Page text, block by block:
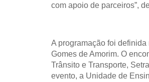
com apoio de parceiros”,
A programação foi
Gomes de Amorim. O
Trânsito e Transporte,
evento, a Unidade de